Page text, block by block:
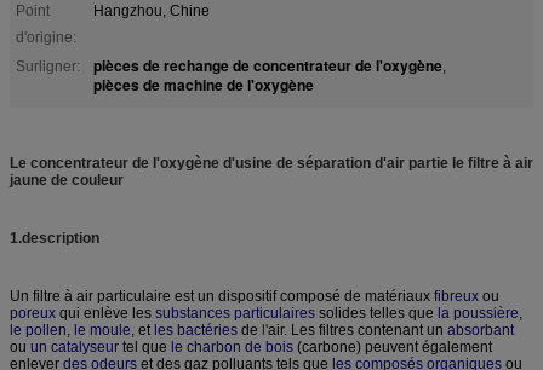
Point
d'origine:
Hangzhou, Chine
Surligner: pièces de rechange de concentrateur de l'oxygène,
pièces de machine de l'oxygène
Le concentrateur de l'oxygène d'usine de séparation d'air partie le filtre à air
jaune de couleur
1.description
Un filtre à air particulaire est un dispositif composé de matériaux fibreux ou
poreux qui enlève les substances particulaires solides telles que la poussière,
le pollen, le moule, etles bactéries de l'air. Les filtres contenant un absorbant
ou un catalyseur tel que le charbon de bois (carbone) peuvent également
enlever des odeurs et des gaz polluants tels que les composés organiques ou